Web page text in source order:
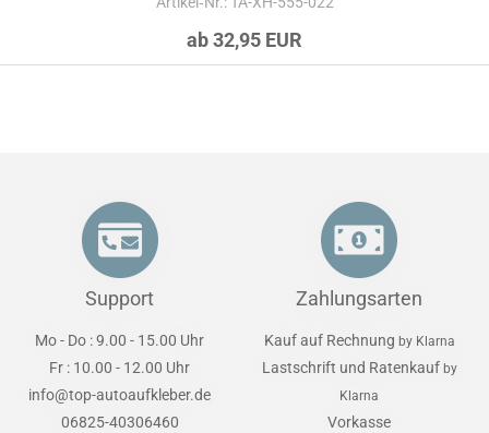
ab 32,95 EUR
Support
Mo - Do : 9.00 - 15.00 Uhr
Fr : 10.00 - 12.00 Uhr
info@top-autoaufkleber.de
06825-40306460
Zahlungsarten
Kauf auf Rechnung by Klarna
Lastschrift und Ratenkauf by
Klarna
Vorkasse